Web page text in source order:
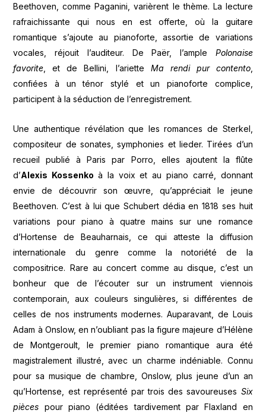
Beethoven, comme Paganini, varièrent le thème. La lecture
rafraichissante qui nous en est offerte, où la guitare
romantique s’ajoute au pianoforte, assortie de variations
vocales, réjouit l’auditeur. De Paër, l’ample Polonaise
favorite , et de Bellini, l’ariette Ma rendi pur contento,
confiées à un ténor stylé et un pianoforte complice,
participent à la séduction de l’enregistrement.
Une authentique révélation que les romances de Sterkel,
compositeur de sonates, symphonies et lieder. Tirées d’un
recueil publié à Paris par Porro, elles ajoutent la flûte
d’Alexis Kossenko à la voix et au piano carré, donnant
envie de découvrir son œuvre, qu’appréciait le jeune
Beethoven. C’est à lui que Schubert dédia en 1818 ses huit
variations pour piano à quatre mains sur une romance
d’Hortense de Beauharnais, ce qui atteste la diffusion
internationale du genre comme la notoriété de la
compositrice. Rare au concert comme au disque, c’est un
bonheur que de l’écouter sur un instrument viennois
contemporain, aux couleurs singulières, si différentes de
celles de nos instruments modernes. Auparavant, de Louis
Adam à Onslow, en n’oubliant pas la figure majeure d’Hélène
de Montgeroult, le premier piano romantique aura été
magistralement illustré, avec un charme indéniable. Connu
pour sa musique de chambre, Onslow, plus jeune d’un an
qu’Hortense, est représenté par trois des savoureuses Six
pièces pour piano (éditées tardivement par Flaxland en